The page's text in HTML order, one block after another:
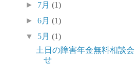
► 7月(1)
►6月(1)
▼ 5月(1)
土日の障害年金無料相談会
せ